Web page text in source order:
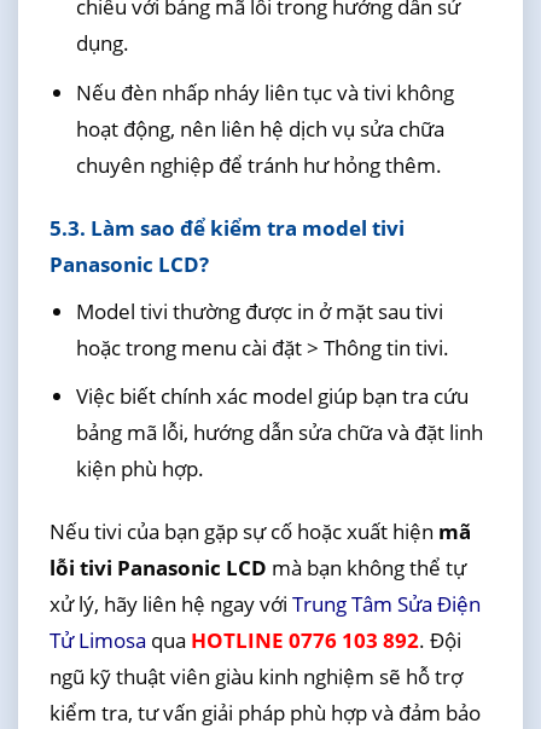
chiếu với bảng mã lỗi trong hướng dẫn sử
dụng.
Nếu đèn nhấp nháy liên tục và tivi không
hoạt động, nên liên hệ dịch vụ sửa chữa
chuyên nghiệp để tránh hư hỏng thêm.
5.3. Làm sao để kiểm tra model tivi
Panasonic LCD?
Model tivi thường được in ở mặt sau tivi
hoặc trong menu cài đặt > Thông tin tivi.
Việc biết chính xác model giúp bạn tra cứu
bảng mã lỗi, hướng dẫn sửa chữa và đặt linh
kiện phù hợp.
Nếu tivi của bạn gặp sự cố hoặc xuất hiện mã
lỗi tivi Panasonic LCD mà bạn không thể tự
xử lý, hãy liên hệ ngay với Trung Tâm Sửa Điện
Tử Limosa qua HOTLINE 0776 103 892. Đội
ngũ kỹ thuật viên giàu kinh nghiệm sẽ hỗ trợ
kiểm tra, tư vấn giải pháp phù hợp và đảm bảo